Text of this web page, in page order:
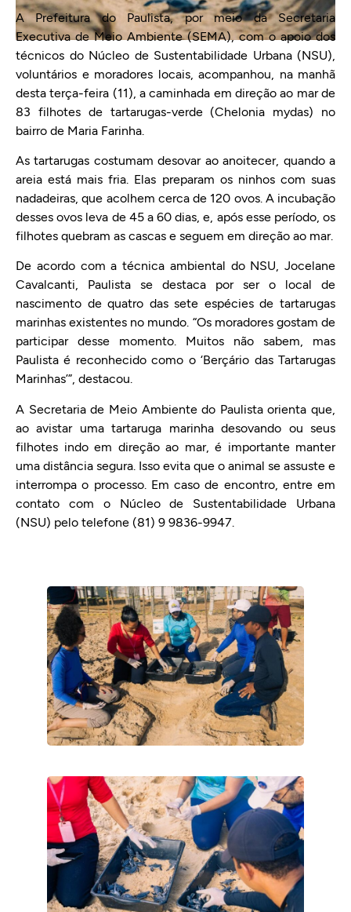
A Prefeitura do Paulista, por meio da Secretaria
Executiva de Meio Ambiente (SEMA), com o apoio dos
técnicos do Núcleo de Sustentabilidade Urbana (NSU),
voluntários e moradores locais, acompanhou, na manhã
desta terça-feira (11), a caminhada em direção ao mar de
83 filhotes de tartarugas-verde (Chelonia mydas) no
bairro de Maria Farinha.
As tartarugas costumam desovar ao anoitecer, quando a
areia está mais fria. Elas preparam os ninhos com suas
nadadeiras, que acolhem cerca de 120 ovos. A incubação
desses ovos leva de 45 a 60 dias, e, após esse período, os
filhotes quebram as cascas e seguem em direção ao mar.
De acordo com a técnica ambiental do NSU, Jocelane
Cavalcanti, Paulista se destaca por ser o local de
nascimento de quatro das sete espécies de tartarugas
marinhas existentes no mundo. “Os moradores gostam de
participar desse momento. Muitos não sabem, mas
Paulista é reconhecido como o ‘Berçário das Tartarugas
Marinhas’”, destacou.
A Secretaria de Meio Ambiente do Paulista orienta que,
ao avistar uma tartaruga marinha desovando ou seus
filhotes indo em direção ao mar, é importante manter
uma distância segura. Isso evita que o animal se assuste e
interrompa o processo. Em caso de encontro, entre em
contato com o Núcleo de Sustentabilidade Urbana
(NSU) pelo telefone (81) 9 9836-9947.